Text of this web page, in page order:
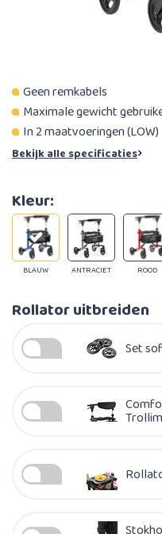
Geen remkabels
Maximale gewicht
In 2 maatvoeringen (LOW)
Bekijk alle specificaties
ANTRACIET ROOD
Kleur:
BLAUW
Rollator uitbreiden
Set